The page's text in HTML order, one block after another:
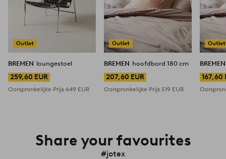
Outlet
BREMEN loungestoel
259,60 EUR
Oorspronkelijke Prijs 649 EUR
Outlet
BREMEN hoofdbord 180 cm
207,60 EUR
Oorspronkelijke Prijs 519 EUR
Outlet
167,60
Share your favourites
#jotex